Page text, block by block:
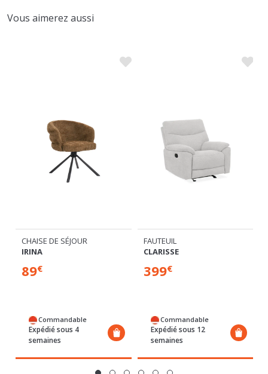
CHAISE DE SÉJOUR
89
Commandable
Expédié sous 4
FAUTEUIL
399
Commandable
Expédié sous 12